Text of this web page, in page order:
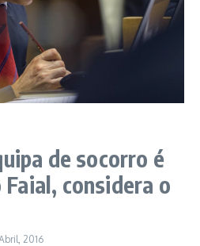
de socorro é
considera o
2016